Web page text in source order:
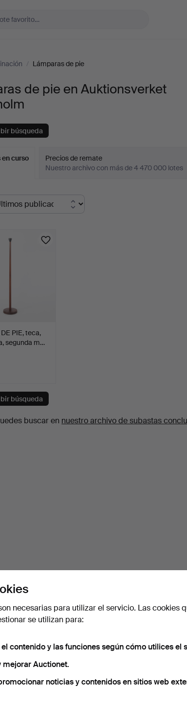
/ Lámparas de pie
de pie en Auktionsverket
búsqueda
en curso
Precios de remate
Nuestro archivo con más de 4 470 000 lotes
PIE, teca,
segunda m…
búsqueda
buscar en nuestro archivo de subastas
necesarias para utilizar el servicio. Las cookies
se utilizan para:
contenido y las funciones según cómo utilices el
mejorar Auctionet.
noticias y contenidos en sitios web